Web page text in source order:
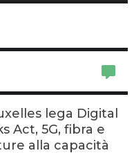
lega Digital
Act, 5G, fibra e
alla capacità